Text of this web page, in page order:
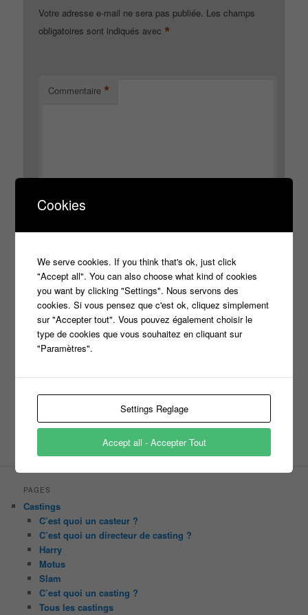
Votre adresse e-mail ne sera pas publiée. Les champs
obligatoires sont indiqués avec *
Commentaire *
Nom *
E-mail *
Site web
PAGES
Castings
C’est quoi un casteur ?
C’est quoi un directeur de casting ?
Harry
Motus
Slam
C’est quoi un casting ?
Tous les castings
Cookies
We serve cookies. If you think that's ok, just click
"Accept all". You can also choose what kind of cookies
you want by clicking "Settings". Nous servons des
cookies. Si vous pensez que c'est ok, cliquez simplement
sur "Accepter tout". Vous pouvez également choisir le
type de cookies que vous souhaitez en cliquant sur
"Paramètres".
Settings Reglage
Accept all - Accepter Tout